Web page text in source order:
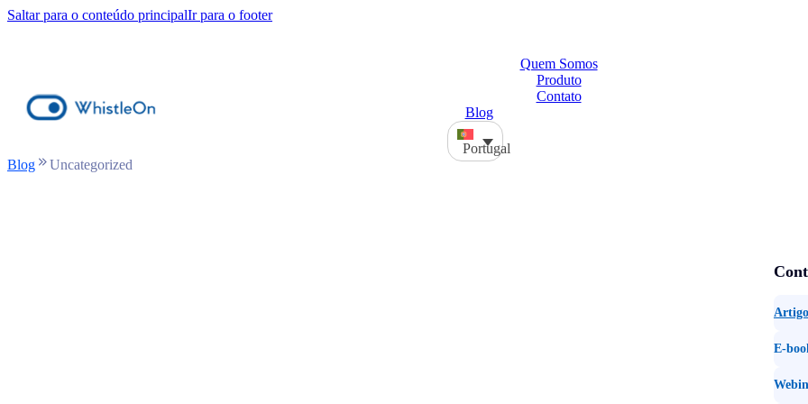
Saltar para o conteúdo principalIr para o footer
Quem Somos
Produto
Contato
Blog
Portugal
Blog
Uncategorized
E-